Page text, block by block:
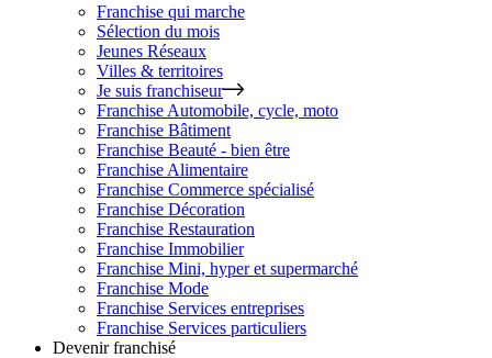
Franchise qui marche
Sélection du mois
Jeunes Réseaux
Villes & territoires
Je suis franchiseur
Franchise Automobile, cycle, moto
Franchise Bâtiment
Franchise Beauté - bien être
Franchise Alimentaire
Franchise Commerce spécialisé
Franchise Décoration
Franchise Restauration
Franchise Immobilier
Franchise Mini, hyper et supermarché
Franchise Mode
Franchise Services entreprises
Franchise Services particuliers
Devenir franchisé